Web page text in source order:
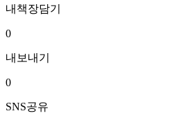
내책장담기
0
내보내기
0
SNS공유